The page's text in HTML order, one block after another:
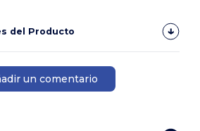
del Producto
un comentario